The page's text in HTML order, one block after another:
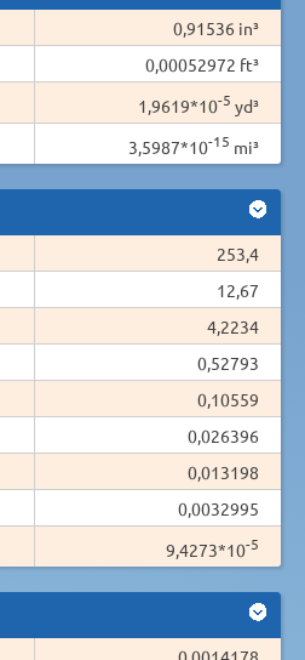
0,91536 in³
0,00052972 ft³
1,9619*10-5 yd³
3,5987*10-15 mi³
253,4
12,67
4,2234
0,52793
0,10559
0,026396
0,013198
0,0032995
9,4273*10-5